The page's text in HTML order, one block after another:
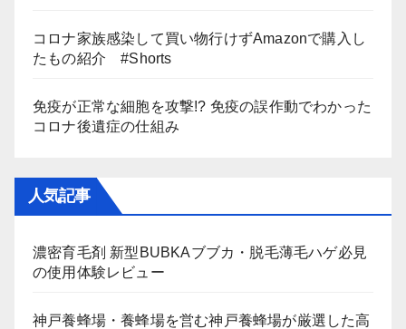
コロナ家族感染して買い物行けずAmazonで購入し
たもの紹介 #Shorts
免疫が正常な細胞を攻撃!? 免疫の誤作動でわかった
コロナ後遺症の仕組み
人気記事
濃密育毛剤 新型BUBKAブブカ・脱毛薄毛ハゲ必見
の使用体験レビュー
神戸養蜂場・養蜂場を営む神戸養蜂場が厳選した高